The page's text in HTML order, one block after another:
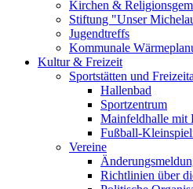
Kirchen &
Stiftung "Unser
Jugendtreffs
Kommunale
Kultur & Freizeit
Sportstätten und
Hallenbad
Sportzentrum
Mainfeldhalle mit
Fußball-
Vereine
Richtlinien über